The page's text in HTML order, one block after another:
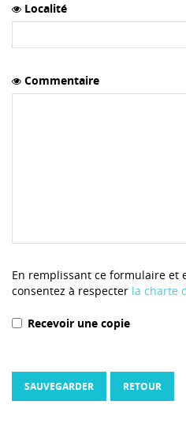
Localité
Commentaire
En remplissant ce formulaire et
consentez à respecter la charte
Recevoir une copie
SAUVEGARDER RETOUR